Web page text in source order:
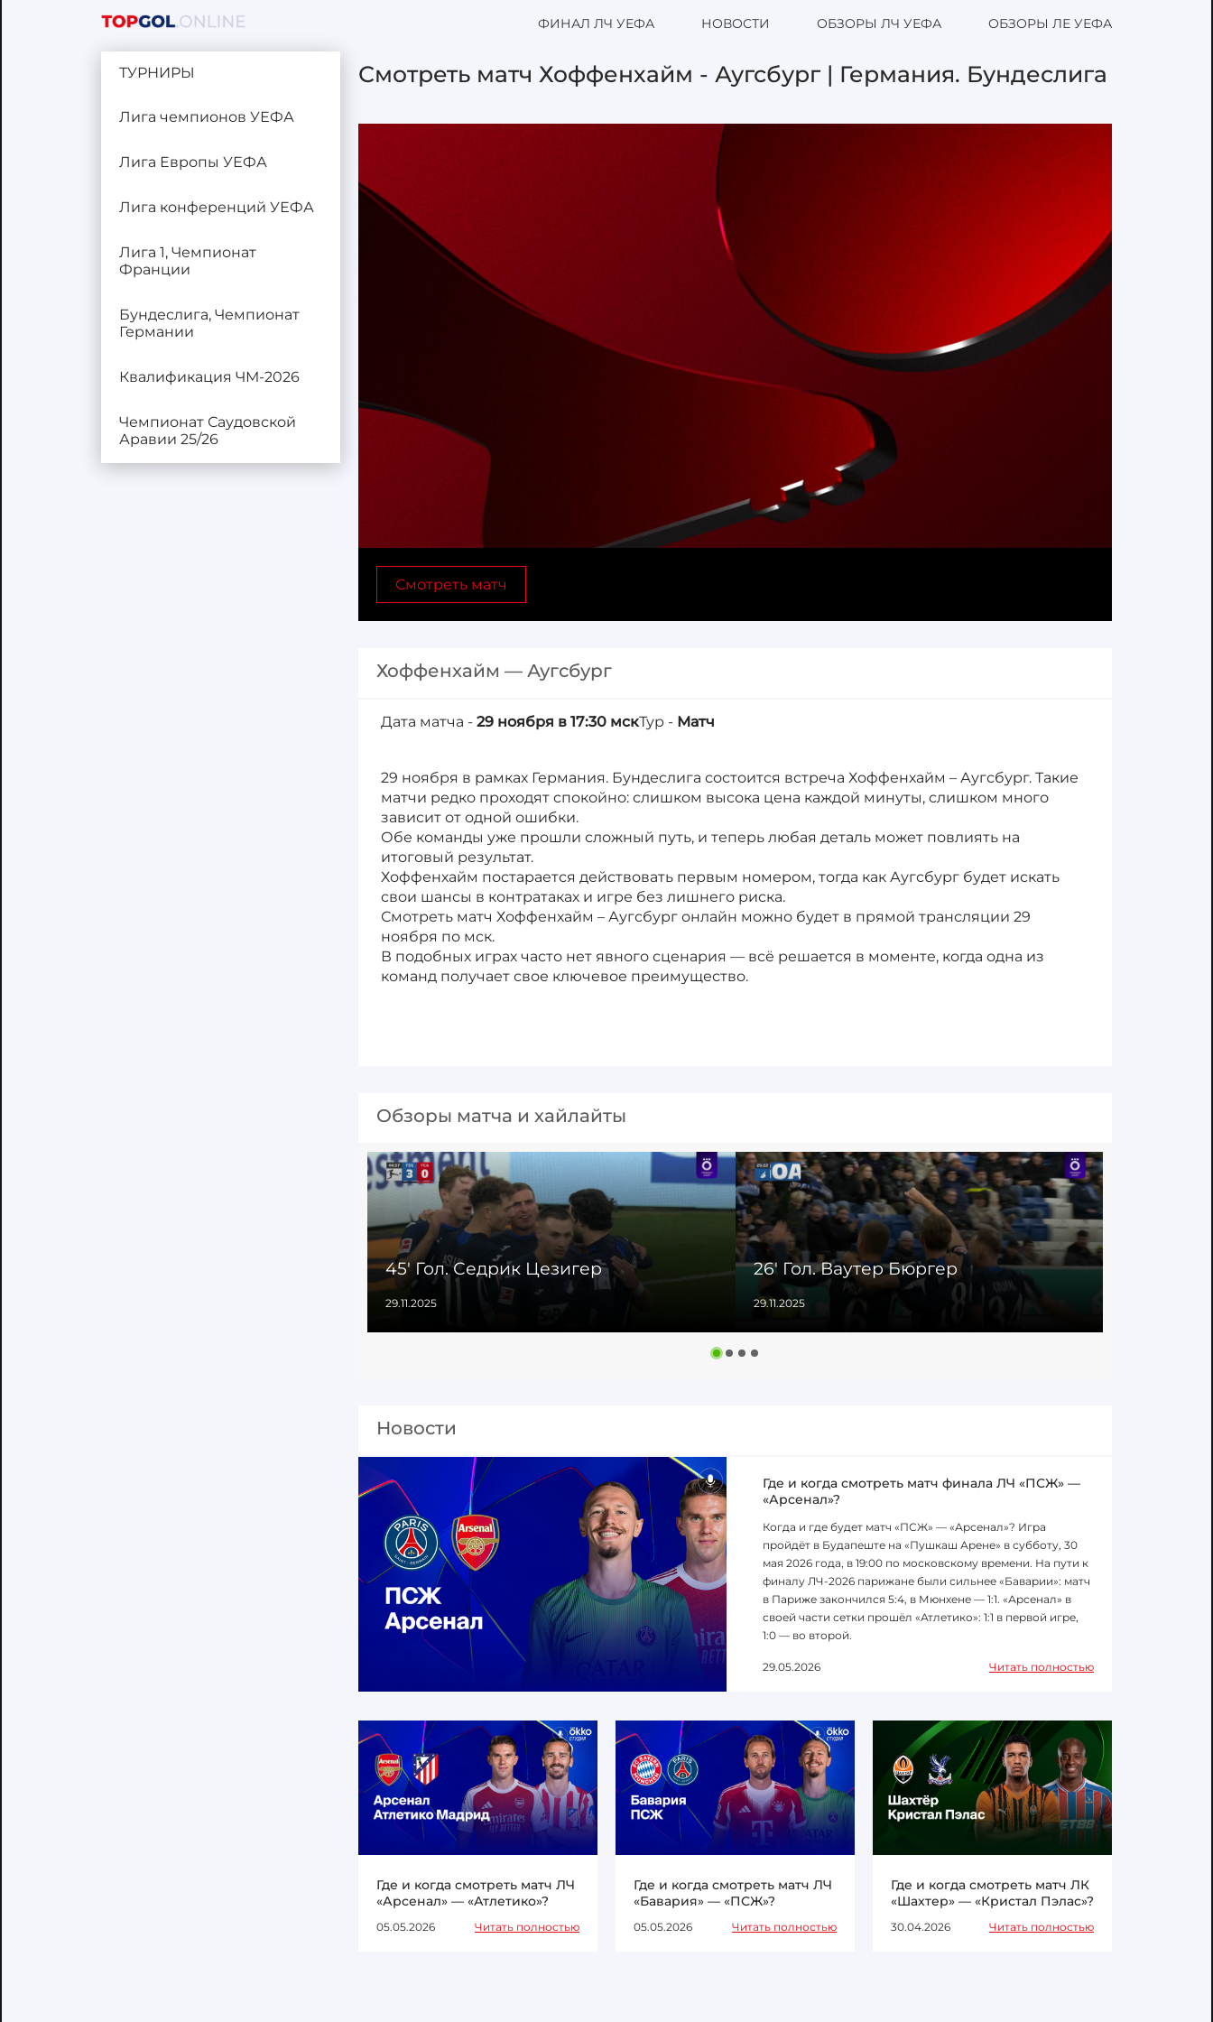
ФИНАЛ ЛЧ УЕФА НОВОСТИ ОБЗОРЫ ЛЧ УЕФА ОБЗОРЫ ЛЕ УЕФА
ТУРНИРЫ
Лига чемпионов УЕФА
Лига Европы УЕФА
Лига конференций УЕФА
Лига 1, Чемпионат
Франции
Бундеслига, Чемпионат
Германии
Квалификация ЧМ-2026
Чемпионат Саудовской
Аравии 25/26
Смотреть матч Хоффенхайм - Аугсбург | Германия. Бундеслига
Смотреть матч
Хоффенхайм — Аугсбург
Дата матча - 29 ноября в 17:30 мскТур - Матч
29 ноября в рамках Германия. Бундеслига состоится встреча Хоффенхайм – Аугсбург. Такие
матчи редко проходят спокойно: слишком высока цена каждой минуты, слишком много
зависит от одной ошибки.
Обе команды уже прошли сложный путь, и теперь любая деталь может повлиять на
итоговый результат.
Хоффенхайм постарается действовать первым номером, тогда как Аугсбург будет искать
свои шансы в контратаках и игре без лишнего риска.
Смотреть матч Хоффенхайм – Аугсбург онлайн можно будет в прямой трансляции 29
ноября по мск.
В подобных играх часто нет явного сценария — всё решается в моменте, когда одна из
команд получает свое ключевое преимущество.
Обзоры матча и хайлайты
45' Гол. Седрик Цезигер
29.11.2025
26' Гол. Ваутер Бюргер
29.11.2025
Новости
Где и когда смотреть матч финала ЛЧ «ПСЖ» —
«Арсенал»?
Когда и где будет матч «ПСЖ» — «Арсенал»? Игра
пройдёт в Будапеште на «Пушкаш Арене» в субботу, 30
мая 2026 года, в 19:00 по московскому времени. На пути к
финалу ЛЧ-2026 парижане были сильнее «Баварии»: матч
в Париже закончился 5:4, в Мюнхене — 1:1. «Арсенал» в
своей части сетки прошёл «Атлетико»: 1:1 в первой игре,
1:0 — во второй.
29.05.2026 Читать полностью
Где и когда смотреть матч ЛЧ
«Арсенал» — «Атлетико»?
05.05.2026 Читать полностью
Где и когда смотреть матч ЛЧ
«Бавария» — «ПСЖ»?
05.05.2026 Читать полностью
Где и когда смотреть матч ЛК
«Шахтер» — «Кристал Пэлас»?
30.04.2026 Читать полностью